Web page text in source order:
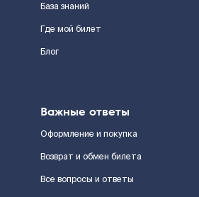
База знаний
Где мой билет
Блог
Важные ответы
Оформление и покупка
Возврат и обмен билета
Все вопросы и ответы